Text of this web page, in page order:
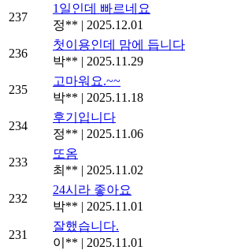
237
1일인데 빠르네요
정** | 2025.12.01
236
첫이용인데 맘에 듭니다
박** | 2025.11.29
235
고마워요.~~
박** | 2025.11.18
234
후기입니다
정** | 2025.11.06
233
또옴
최** | 2025.11.02
232
24시라 좋아요
박** | 2025.11.01
231
잘했습니다.
이** | 2025.11.01